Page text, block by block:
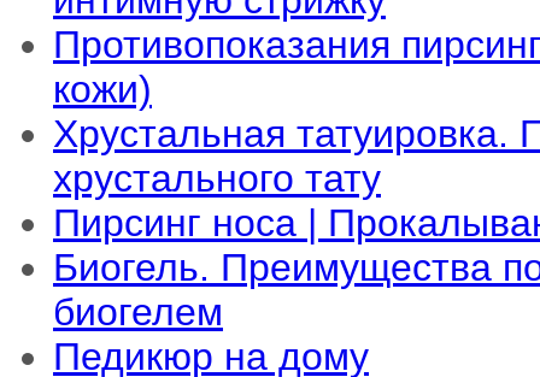
Противопоказания
кожи)
Хрустальная татуировка.
хрустального тату
Пирсинг носа |
Биогель. Преимущества
биогелем
Педикюр на дому